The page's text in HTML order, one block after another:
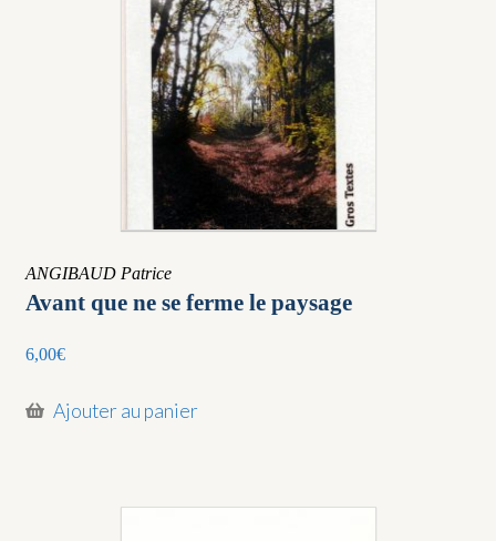
ANGIBAUD Patrice
Avant que ne se ferme le paysage
6,00€
Ajouter au panier